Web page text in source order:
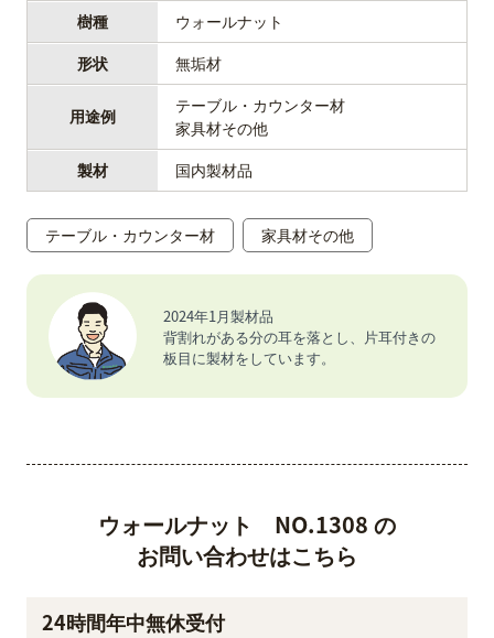
樹種
ウォールナット
形状
無垢材
用途例
テーブル・カウンター材
家具材その他
製材
国内製材品
テーブル・カウンター材 家具材その他
2024年1月製材品
背割れがある分の耳を落とし、片耳付きの
板目に製材をしています。
ウォールナット NO.1308 の
お問い合わせはこちら
24時間年中無休受付